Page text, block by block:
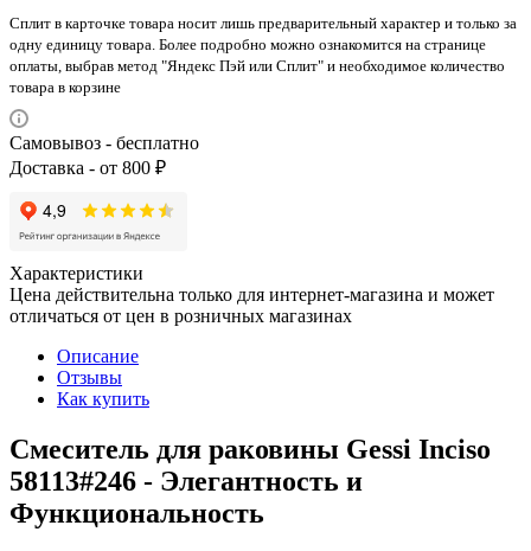
Сплит в карточке товара носит лишь предварительный характер и только за
одну единицу товара. Более подробно можно ознакомится на странице
оплаты, выбрав метод "Яндекс Пэй или Сплит" и необходимое количество
товара в корзине
Самовывоз - бесплатно
Доставка - от 800 ₽
Характеристики
Цена действительна только для интернет-магазина и может
отличаться от цен в розничных магазинах
Описание
Отзывы
Как купить
Смеситель для раковины Gessi Inciso
58113#246 - Элегантность и
Функциональность